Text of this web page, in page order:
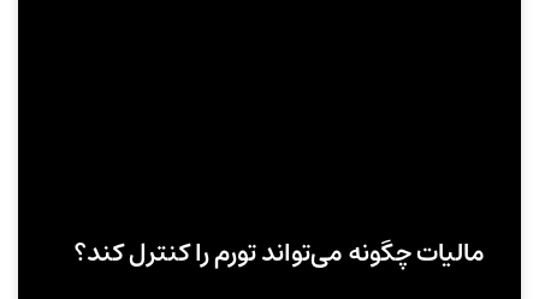
مالیات چگونه می‌تواند تورم را کنترل کند؟